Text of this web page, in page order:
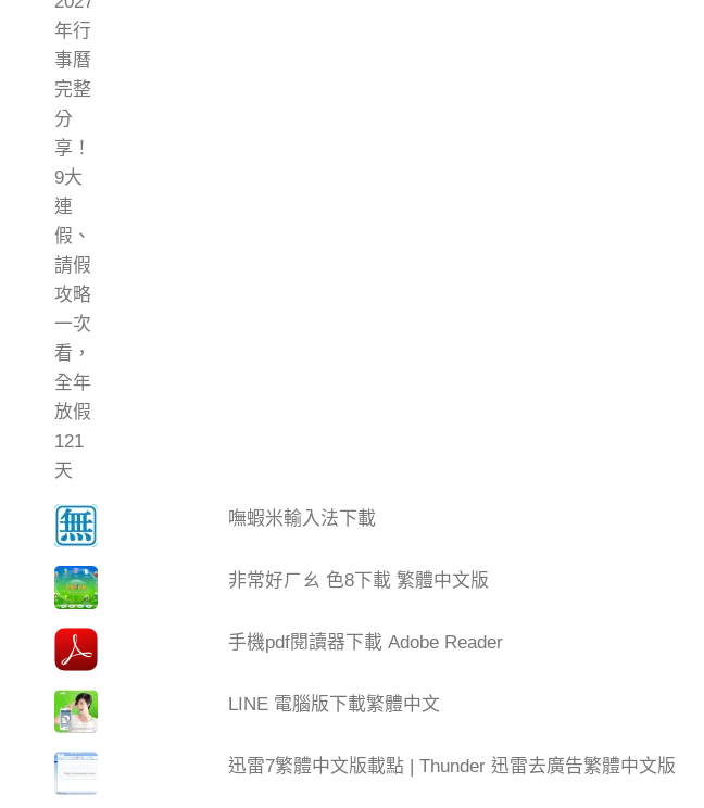
嘸蝦米輸入法下載
非常好ㄏㄠ 色8下載 繁體中文版
手機pdf閱讀器下載 Adobe Reader
LINE 電腦版下載繁體中文
迅雷7繁體中文版載點 | Thunder 迅雷去廣告繁體中文版